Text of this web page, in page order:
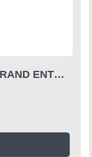
Skechers GO WALK FLEX - GRAND ENTRY Gr. 40